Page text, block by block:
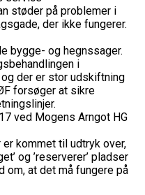
støder på problemer i
der ikke fungerer.
bygge- og hegnssager.
i
der er stor udskiftning
forsøger at sikre
ved Mogens Arngot HG
kommet til udtryk over,
og ’reserverer’ pladser
om, at det må fungere på